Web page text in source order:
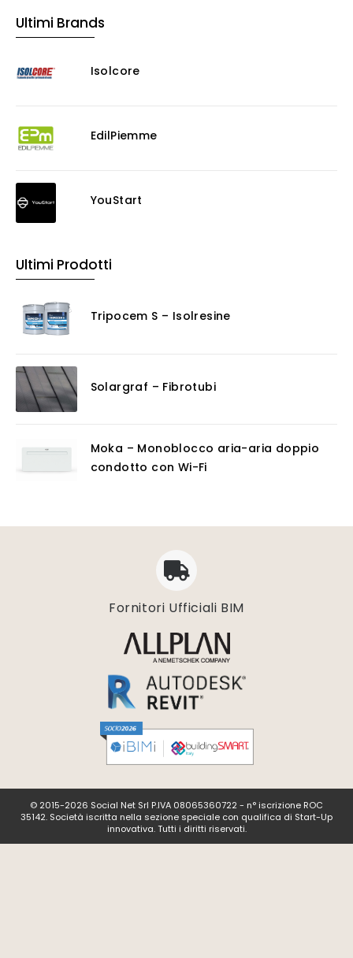
Ultimi Brands
Isolcore
EdilPiemme
YouStart
Ultimi Prodotti
Tripocem S – Isolresine
Solargraf – Fibrotubi
Moka – Monoblocco aria-aria doppio
condotto con Wi-Fi
Fornitori Ufficiali BIM
© 2015-2026 Social Net Srl P.IVA 08065360722 - n° iscrizione ROC
35142. Società iscritta nella sezione speciale con qualifica di Start-Up
innovativa. Tutti i diritti riservati.